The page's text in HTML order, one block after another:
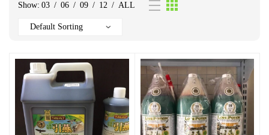
Show: 03 / 06 / 09 / 12 / ALL